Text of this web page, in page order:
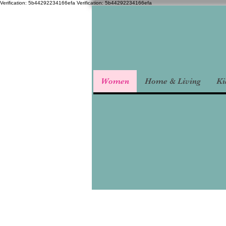
Verification: 5b44292234166efa Verification: 5b44292234166efa
Women Home & Living